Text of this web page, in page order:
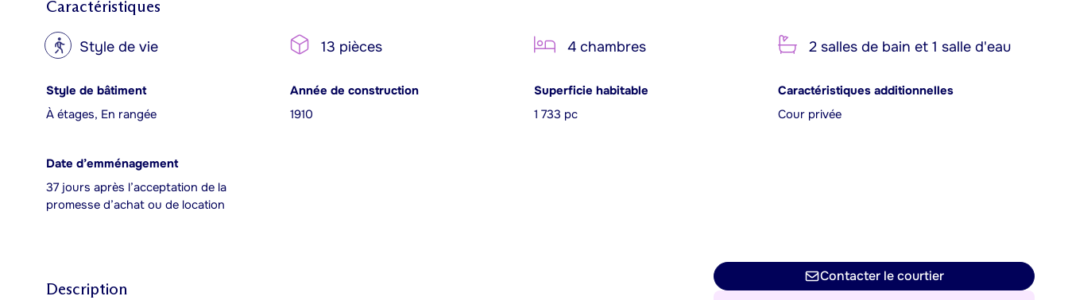
Caractéristiques
? Style de vie 13 pièces 4 chambres 2 salles de bain et 1 salle d'eau
Style de bâtiment
À étages, En rangée
Année de construction
1910
Superficie habitable
1 733 pc
Caractéristiques additionnelles
Cour privée
Date d’emménagement
37 jours après l’acceptation de la
promesse d’achat ou de location
Description
Contacter le courtier